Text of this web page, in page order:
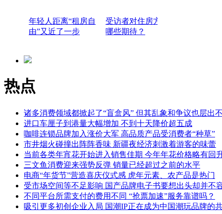
年轻人距离“租房自
由”又近了一步
受访者对住房方面有
哪些期待？
热点
诸多消费领域都掀起了“盲盒风” 但其乱象和争议也层出
进口车厘子到港量大幅增加 不到十天降价超五成
咖啡连锁品牌加入涨价大军 高品质产品受消费者“种草”
市井烟火碰撞出阵阵香味 新疆夜经济刺激着游客的味蕾
当前各类年宵花开始进入销售佳期 今年年花价格略有回
三文鱼消费迎来强势反弹 销量已经超过之前的水平
电商“年货节”营造喜庆仪式感 虎年元素、农产品是热门
受市场空间等不足影响 国产品牌电子书要想出头却并不
不同平台所需支付的费用不同 “抢票加速”服务靠谱吗？
吸引更多初创企业入局 国潮IP正在成为中国潮玩品牌的